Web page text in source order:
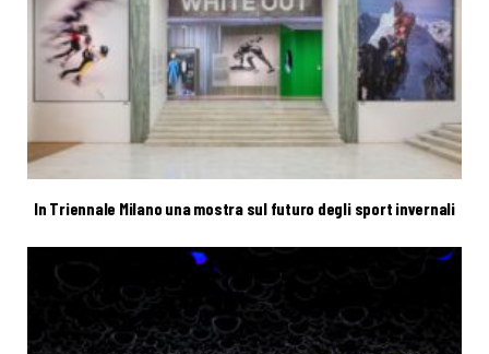
In Triennale Milano una mostra sul futuro degli sport invernali